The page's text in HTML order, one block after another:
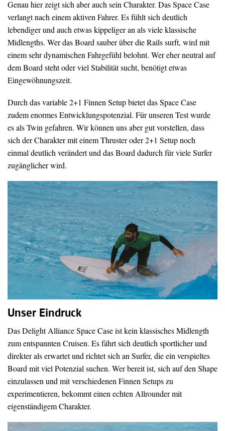
Genau hier zeigt sich aber auch sein Charakter. Das Space Case
verlangt nach einem aktiven Fahrer. Es fühlt sich deutlich
lebendiger und auch etwas kippeliger an als viele klassische
Midlengths. Wer das Board sauber über die Rails surft, wird mit
einem sehr dynamischen Fahrgefühl belohnt. Wer eher neutral auf
dem Board steht oder viel Stabilität sucht, benötigt etwas
Eingewöhnungszeit.
Durch das variable 2+1 Finnen Setup bietet das Space Case
zudem enormes Entwicklungspotenzial. Für unseren Test wurde
es als Twin gefahren. Wir können uns aber gut vorstellen, dass
sich der Charakter mit einem Thruster oder 2+1 Setup noch
einmal deutlich verändert und das Board dadurch für viele Surfer
zugänglicher wird.
Unser Eindruck
Das Delight Alliance Space Case ist kein klassisches Midlength
zum entspannten Cruisen. Es fährt sich deutlich sportlicher und
direkter als erwartet und richtet sich an Surfer, die ein verspieltes
Board mit viel Potenzial suchen. Wer bereit ist, sich auf den Shape
einzulassen und mit verschiedenen Finnen Setups zu
experimentieren, bekommt einen echten Allrounder mit
eigenständigem Charakter.